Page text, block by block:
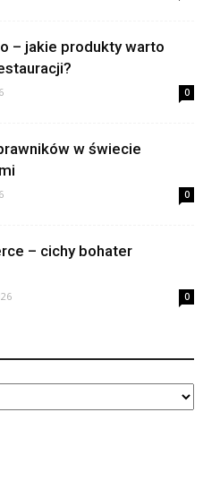
– jakie produkty warto
0
w świecie
0
– cichy bohater
0